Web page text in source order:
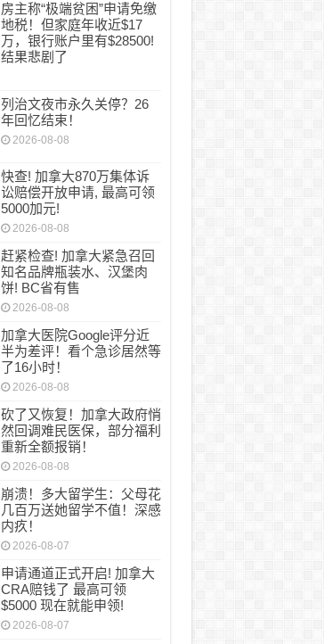
房主称“极端贫困”申请免缴
地税！但家庭年收近$17
万，银行账户里有$28500!
结果悲剧了
列治文夜市永久关停？26
年回忆结束！
2026-08-08
快查! 加拿大870万集体诉
讼赔偿开放申请, 最高可领
5000加元!
2026-08-08
赶紧检查! 加拿大紧急召回
知名品牌瓶装水、汉堡肉
饼! BC省有售
2026-08-08
加拿大医院Google评分近
半为差评！看个急诊居然等
了16小时！
2026-08-08
砍了又恢复！加拿大政府悄
然回调难民医保，部分福利
重新全额报销！
2026-08-08
崩溃！多大留学生：父母花
几百万送她留学不值！深感
内疚！
2026-08-07
申请通道正式开启! 加拿大
CRA赔钱了 最高可领
$5000 现在就能申领!
2026-08-07